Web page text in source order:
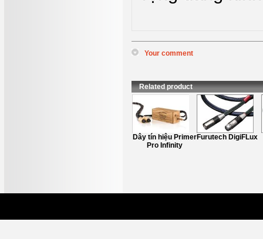
Your comment
* Content:
Related product
Dây tín hiệu Primer
Pro Infinity
Furutech DigiFLux